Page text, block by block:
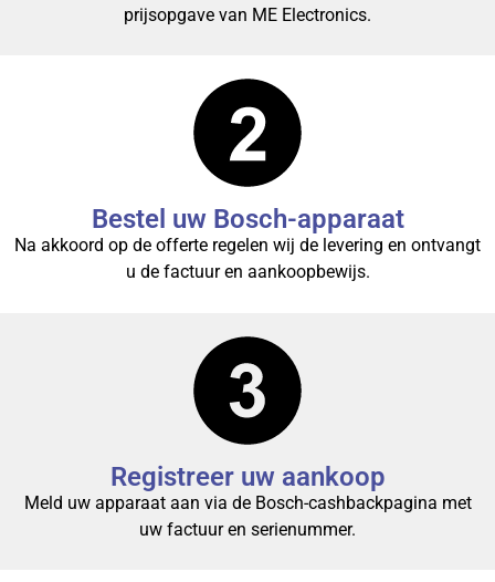
prijsopgave van ME Electronics.
Bestel uw Bosch-apparaat
Na akkoord op de offerte regelen wij de levering en ontvangt
u de factuur en aankoopbewijs.
Registreer uw aankoop
Meld uw apparaat aan via de Bosch-cashbackpagina met
uw factuur en serienummer.